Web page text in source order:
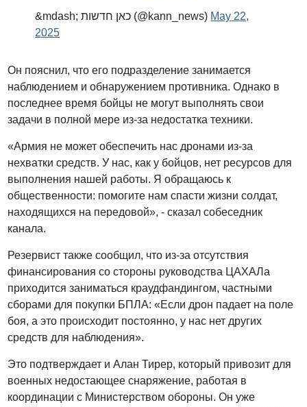
&mdash; כאן חדשות (@kann_news) May 22,
2025
Он пояснил, что его подразделение занимается
наблюдением и обнаружением противника. Однако в
последнее время бойцы не могут выполнять свои
задачи в полной мере из-за недостатка техники.
«Армия не может обеспечить нас дронами из-за
нехватки средств. У нас, как у бойцов, нет ресурсов для
выполнения нашей работы. Я обращаюсь к
общественности: помогите нам спасти жизни солдат,
находящихся на передовой», - сказал собеседник
канала.
Резервист также сообщил, что из-за отсутствия
финансирования со стороны руководства ЦАХАЛа
приходится заниматься краудфандингом, частными
сборами для покупки БПЛА: «Если дрон падает на поле
боя, а это происходит постоянно, у нас нет других
средств для наблюдения».
Это подтверждает и Алан Тирер, который привозит для
военных недостающее снаряжение, работая в
координации с Министерством обороны. Он уже